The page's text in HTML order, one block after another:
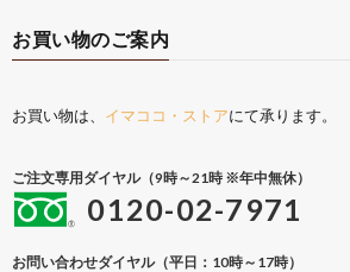
お買い物のご案内
お買い物は、 イマココ・ストアにて承ります。
ご注文専用ダイヤル（9時～21時 ※年中無休）
0120-02-7971
お問い合わせダイヤル（平日：10時～17時）